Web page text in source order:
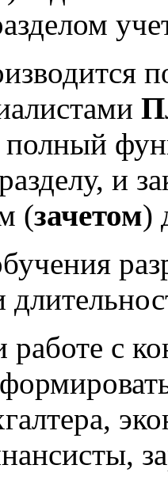
и
(зачетом)
работе с